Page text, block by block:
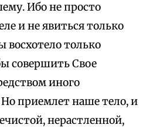
Ибо не просто
и не явиться только
восхотело только
совершить Свое
иного
приемлет наше тело, и
нерастленной,